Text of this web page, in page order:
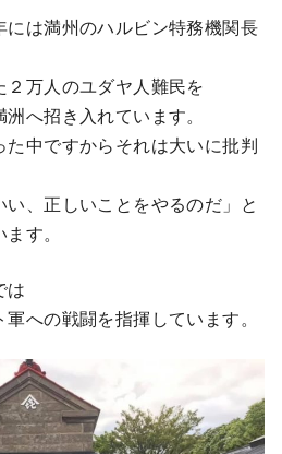
には満州のハルビン特務機関長
２万人のユダヤ人難民を
へ招き入れています。
中ですからそれは大いに批判
い、正しいことをやるのだ」と
す。
は
への戦闘を指揮しています。